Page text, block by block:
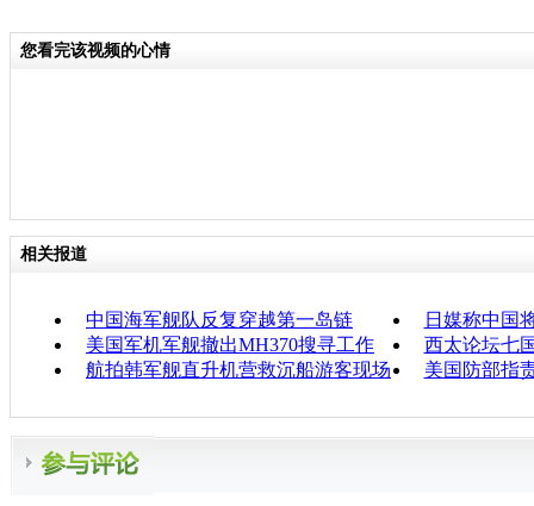
关键词：美国战舰 南海 中国舰队 中
海相遇
责任
您看完该视频的心情
相关报道
中国海军舰队反复穿越第一岛链
日媒称中国
美国军机军舰撤出MH370搜寻工作
西太论坛七
航拍韩军舰直升机营救沉船游客现场
美国防部指